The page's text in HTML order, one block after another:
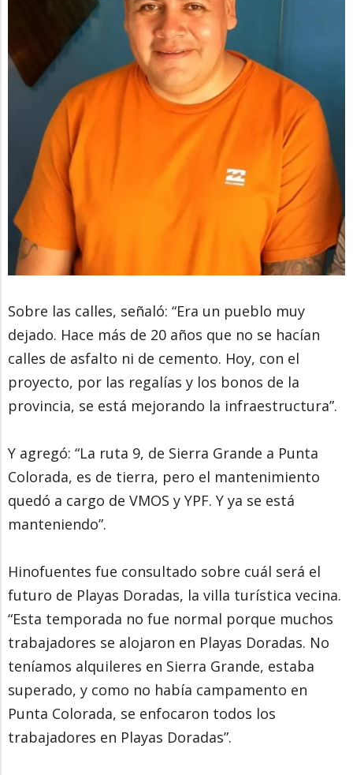
Sobre las calles, señaló: “Era un pueblo muy
dejado. Hace más de 20 años que no se hacían
calles de asfalto ni de cemento. Hoy, con el
proyecto, por las regalías y los bonos de la
provincia, se está mejorando la infraestructura”.
Y agregó: “La ruta 9, de Sierra Grande a Punta
Colorada, es de tierra, pero el mantenimiento
quedó a cargo de VMOS y YPF. Y ya se está
manteniendo”.
Hinofuentes fue consultado sobre cuál será el
futuro de Playas Doradas, la villa turística vecina.
“Esta temporada no fue normal porque muchos
trabajadores se alojaron en Playas Doradas. No
teníamos alquileres en Sierra Grande, estaba
superado, y como no había campamento en
Punta Colorada, se enfocaron todos los
trabajadores en Playas Doradas”.